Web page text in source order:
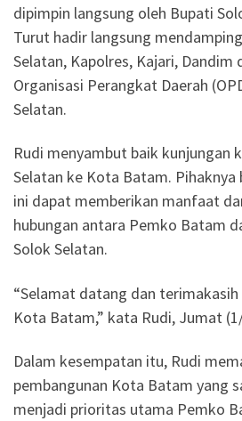
dipimpin langsung oleh Bupati
Turut hadir langsung
Selatan, Kapolres, Kajari, Dandim
Organisasi Perangkat Daerah
Selatan.
Rudi menyambut baik kunjungan
Selatan ke Kota Batam. Pihaknya
ini dapat memberikan manfaat
hubungan antara Pemko Batam
Solok Selatan.
“Selamat datang dan
Kota Batam,” kata Rudi, Jumat
Dalam kesempatan itu, Rudi
pembangunan Kota Batam yang
menjadi prioritas utama Pemko